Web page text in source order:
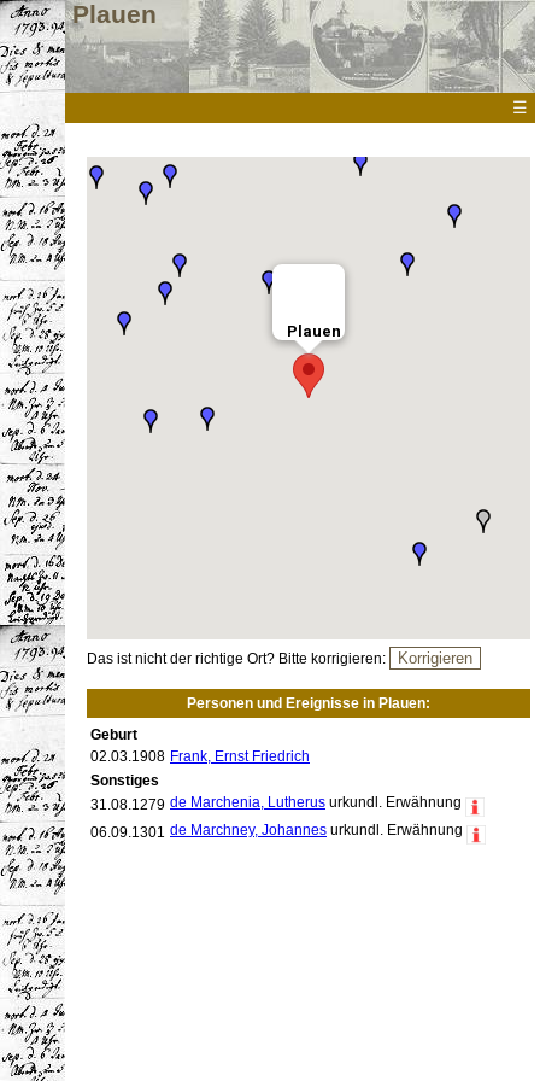
Plauen
☰
Plauen
Das ist nicht der richtige Ort? Bitte korrigieren:
Personen und Ereignisse in Plauen:
Geburt
02.03.1908 Frank, Ernst Friedrich
Sonstiges
31.08.1279 de Marchenia, Lutherus urkundl. Erwähnung
06.09.1301 de Marchney, Johannes urkundl. Erwähnung